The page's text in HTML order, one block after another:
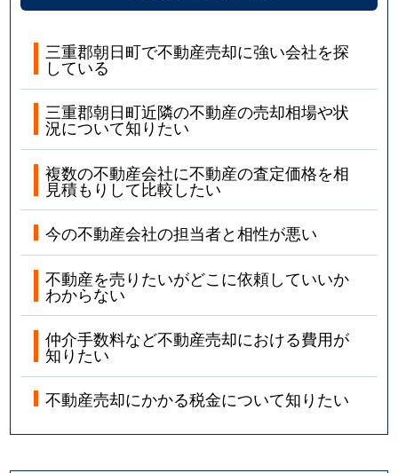
三重郡朝日町で不動産売却に強い会社を探
している
三重郡朝日町近隣の不動産の売却相場や状
況について知りたい
複数の不動産会社に不動産の査定価格を相
見積もりして比較したい
今の不動産会社の担当者と相性が悪い
不動産を売りたいがどこに依頼していいか
わからない
仲介手数料など不動産売却における費用が
知りたい
不動産売却にかかる税金について知りたい